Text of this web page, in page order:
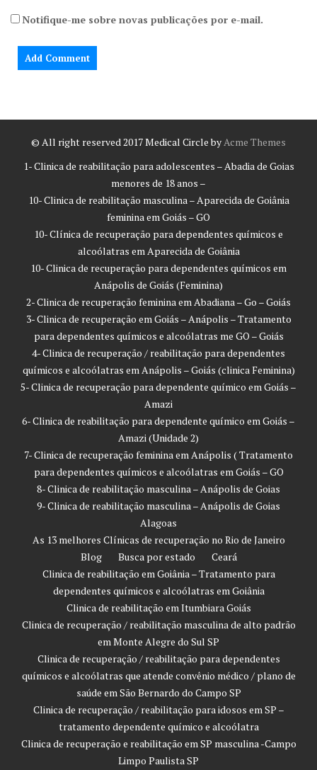
Notifique-me sobre novas publicações por e-mail.
© All right reserved 2017Medical Circle byAcme Themes
1- Clinica de reabilitação para adolescentes – Abadia de Goias
menores de 18 anos –
10- Clinica de reabilitação masculina – Aparecida de Goiânia
feminina em Goiás – GO
10- Clínica de recuperação para dependentes químicos e
alcoólatras em Aparecida de Goiânia
10- Clinica de recuperação para dependentes químicos em
Anápolis de Goiás (Feminina)
2- Clinica de recuperação feminina em Abadiana – Go – Goiás
3- Clinica de recuperação em Goiás – Anápolis – Tratamento
para dependentes químicos e alcoólatras me GO – Goiás
4- Clinica de recuperação / reabilitação para dependentes
químicos e alcoólatras em Anápolis – Goiás (clinica Feminina)
5- Clinica de recuperação para dependente químico em Goiás –
Amazi
6- Clinica de reabilitação para dependente químico em Goiás –
Amazi (Unidade 2)
7- Clinica de recuperação feminina em Anápolis ( Tratamento
para dependentes químicos e alcoólatras em Goiás – GO
8- Clinica de reabilitação masculina – Anápolis de Goias
9- Clinica de reabilitação masculina – Anápolis de Goias
Alagoas
As 13 melhores Clínicas de recuperação no Rio de Janeiro
Blog
Busca por estado
Ceará
Clinica de reabilitação em Goiânia – Tratamento para
dependentes químicos e alcoólatras em Goiânia
Clinica de reabilitação em Itumbiara Goiás
Clinica de recuperação / reabilitação masculina de alto padrão
em Monte Alegre do Sul SP
Clinica de recuperação / reabilitação para dependentes
químicos e alcoólatras que atende convênio médico / plano de
saúde em São Bernardo do Campo SP
Clinica de recuperação / reabilitação para idosos em SP –
tratamento dependente químico e alcoólatra
Clinica de recuperação e reabilitação em SP masculina -Campo
Limpo Paulista SP